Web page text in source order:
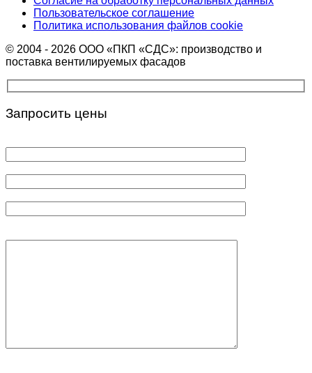
Пользовательское соглашение
Политика использования файлов cookie
© 2004 - 2026 ООО «ПКП «СДС»: производство и
поставка вентилируемых фасадов
Запросить цены